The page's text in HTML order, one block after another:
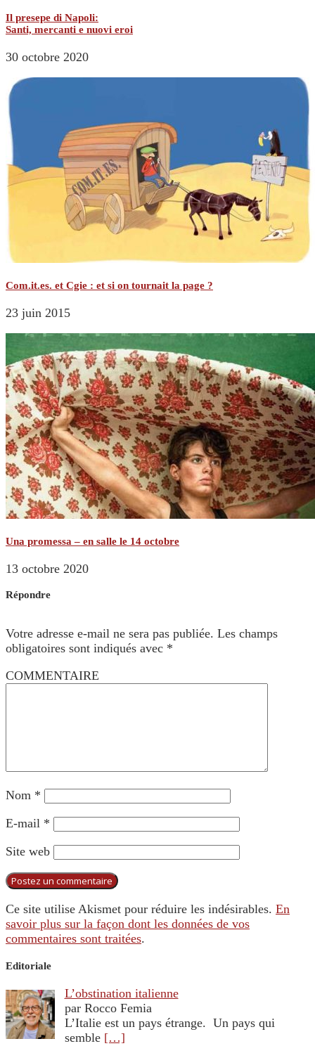
Il presepe di Napoli:
Santi, mercanti e nuovi eroi
30 octobre 2020
Com.it.es. et Cgie : et si on tournait la page ?
23 juin 2015
Una promessa – en salle le 14 octobre
13 octobre 2020
Répondre
Votre adresse e-mail ne sera pas publiée. Les champs
obligatoires sont indiqués avec *
COMMENTAIRE
Nom *
E-mail *
Site web
Ce site utilise Akismet pour réduire les indésirables. En
savoir plus sur la façon dont les données de vos
commentaires sont traitées.
Editoriale
L’obstination italienne
par Rocco Femia
L’Italie est un pays étrange. Un pays qui
semble […]